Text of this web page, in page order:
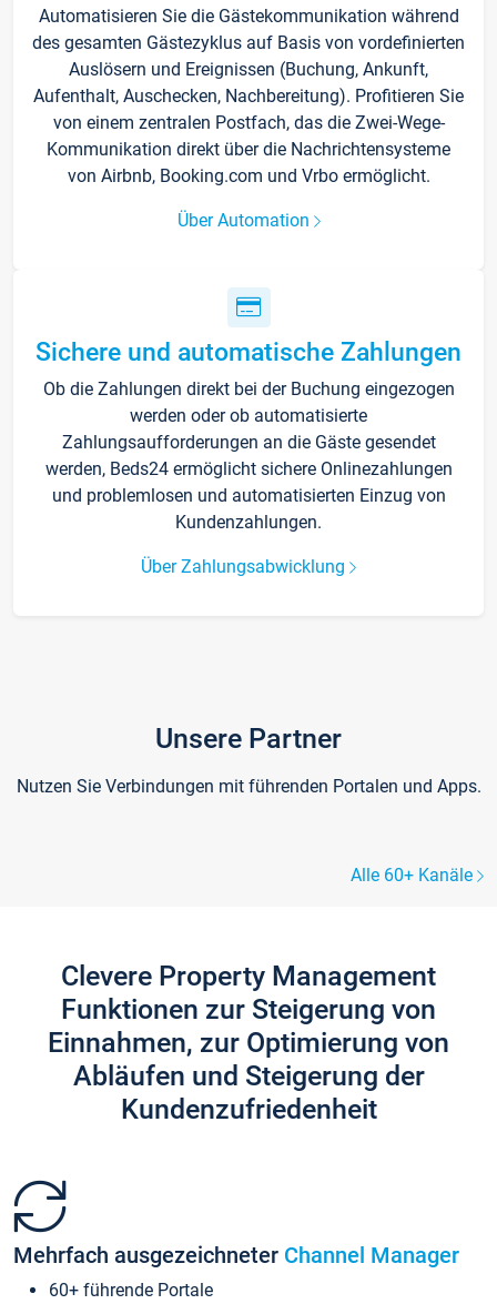
Automatisieren Sie die Gästekommunikation während
des gesamten Gästezyklus auf Basis von vordefinierten
Auslösern und Ereignissen (Buchung, Ankunft,
Aufenthalt, Auschecken, Nachbereitung). Profitieren Sie
von einem zentralen Postfach, das die Zwei-Wege-
Kommunikation direkt über die Nachrichtensysteme
von Airbnb, Booking.com und Vrbo ermöglicht.
Über Automation
Sichere und automatische Zahlungen
Ob die Zahlungen direkt bei der Buchung eingezogen
werden oder ob automatisierte
Zahlungsaufforderungen an die Gäste gesendet
werden, Beds24 ermöglicht sichere Onlinezahlungen
und problemlosen und automatisierten Einzug von
Kundenzahlungen.
Über Zahlungsabwicklung
Unsere Partner
Nutzen Sie Verbindungen mit führenden Portalen und Apps.
Alle 60+ Kanäle
Clevere Property Management
Funktionen zur Steigerung von
Einnahmen, zur Optimierung von
Abläufen und Steigerung der
Kundenzufriedenheit
Mehrfach ausgezeichneter Channel Manager
60+ führende Portale